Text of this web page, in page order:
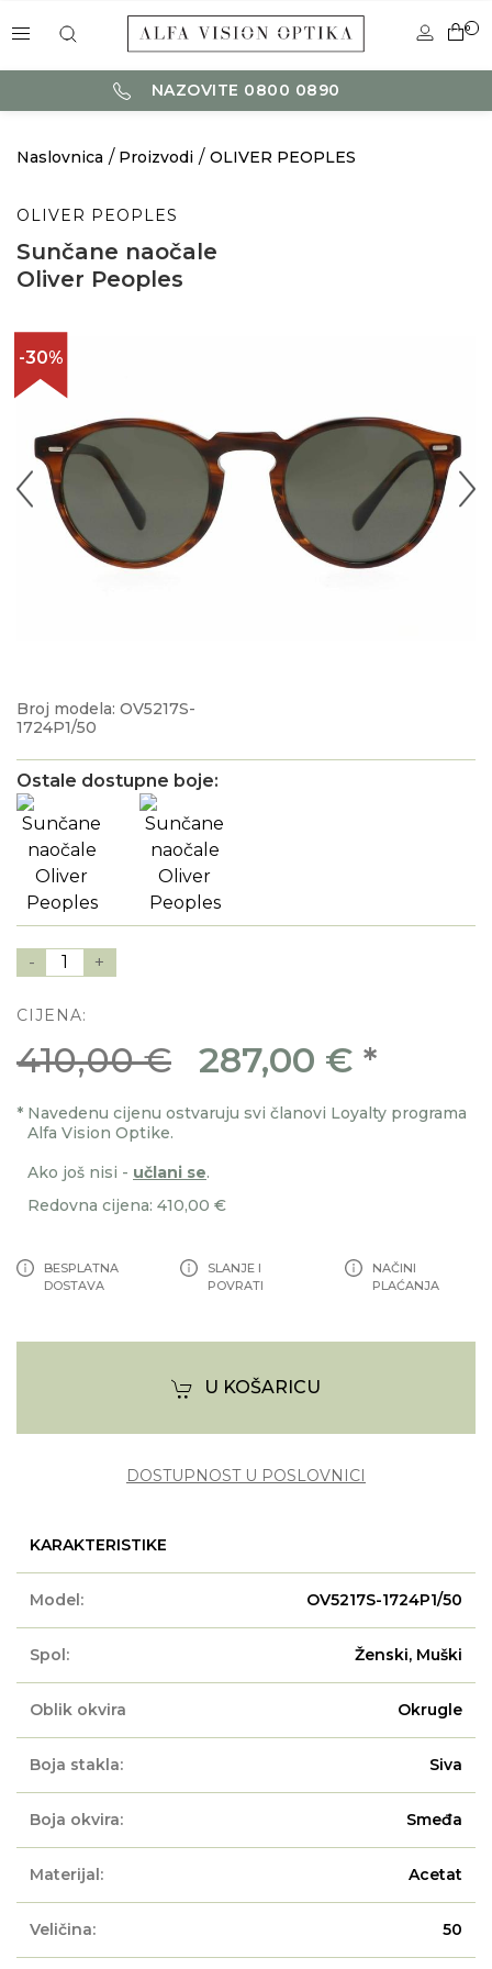
0
NAZOVITE 0800 0890
Naslovnica Proizvodi OLIVER PEOPLES
OLIVER PEOPLES
Sunčane naočale
Oliver Peoples
-30%
Broj modela: OV5217S-
1724P1/50
Ostale dostupne boje:
- 1 +
CIJENA:
410,00 € 287,00 € *
* Navedenu cijenu ostvaruju svi članovi Loyalty programa
Alfa Vision Optike.
Ako još nisi - učlani se.
Redovna cijena: 410,00 €
BESPLATNA
DOSTAVA
SLANJE I
POVRATI
NAČINI
PLAĆANJA
U KOŠARICU
DOSTUPNOST U POSLOVNICI
KARAKTERISTIKE
Model: OV5217S-1724P1/50
Spol: Ženski, Muški
Oblik okvira Okrugle
Boja stakla: Siva
Boja okvira: Smeđa
Materijal: Acetat
Veličina: 50